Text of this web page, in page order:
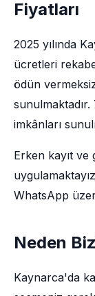
Fiyatları
2025 yılında
ücretleri
ödün
imkânları
Erken kayıt ve
WhatsApp
Neden
Kaynarca'da